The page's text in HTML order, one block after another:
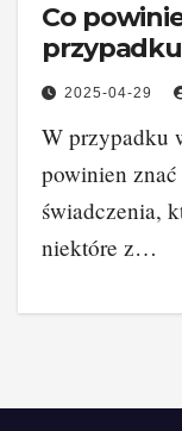
Co
2025-04-29
W przypadku
powinien znać
świadczenia,
niektóre z…